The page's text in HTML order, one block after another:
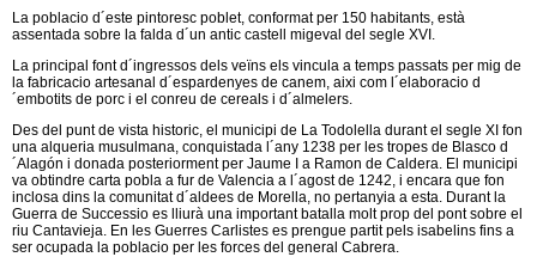
La poblacio d´este pintoresc poblet, conformat per 150 habitants, està
assentada sobre la falda d´un antic castell migeval del segle XVI.
La principal font d´ingressos dels veïns els vincula a temps passats per mig de
la fabricacio artesanal d´espardenyes de canem, aixi com l´elaboracio d
´embotits de porc i el conreu de cereals i d´almelers.
Des del punt de vista historic, el municipi de La Todolella durant el segle XI fon
una alqueria musulmana, conquistada l´any 1238 per les tropes de Blasco d
´Alagón i donada posteriorment per Jaume I a Ramon de Caldera. El municipi
va obtindre carta pobla a fur de Valencia a l´agost de 1242, i encara que fon
inclosa dins la comunitat d´aldees de Morella, no pertanyia a esta. Durant la
Guerra de Successio es lliurà una important batalla molt prop del pont sobre el
riu Cantavieja. En les Guerres Carlistes es prengue partit pels isabelins fins a
ser ocupada la poblacio per les forces del general Cabrera.